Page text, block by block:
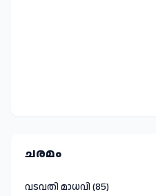
ചരമം
വടവതി മാധവി (85)